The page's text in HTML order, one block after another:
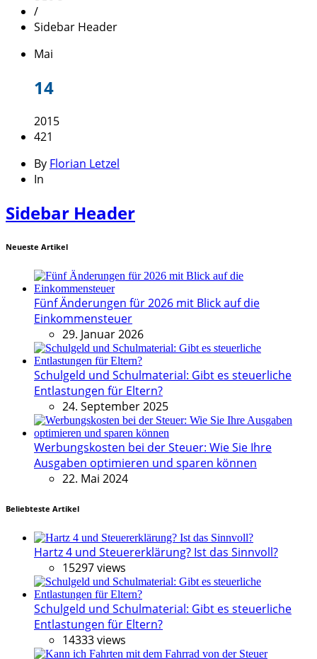
/
Sidebar Header
Mai
14
2015
421
By Florian Letzel
In
Sidebar Header
Neueste Artikel
Fünf Änderungen für 2026 mit Blick auf die
Einkommensteuer
29. Januar 2026
Schulgeld und Schulmaterial: Gibt es steuerliche
Entlastungen für Eltern?
24. September 2025
Werbungskosten bei der Steuer: Wie Sie Ihre
Ausgaben optimieren und sparen können
22. Mai 2024
Beliebteste Artikel
Hartz 4 und Steuererklärung? Ist das Sinnvoll?
15297 views
Schulgeld und Schulmaterial: Gibt es steuerliche
Entlastungen für Eltern?
14333 views